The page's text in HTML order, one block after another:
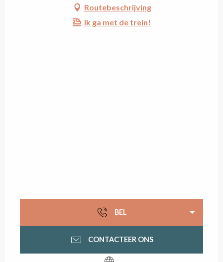
Routebeschrijving
Ik ga met de trein!
BEL
CONTACTEER ONS